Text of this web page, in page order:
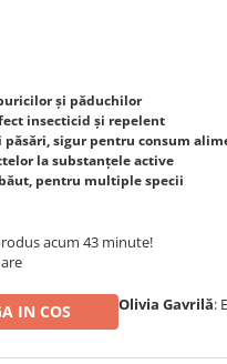
și păduchilor
insecticid și repelent
sigur pentru consum
la substanțele active
pentru multiple specii
acum 43 minute!
IN COS Olivia Gavrilă: